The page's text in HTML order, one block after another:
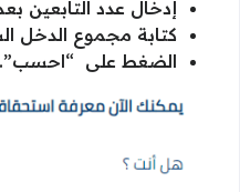
إدخال عدد التابعين بعمر أقل من 18
كتابة مجموع الدخل
الضغط على “احسب”.